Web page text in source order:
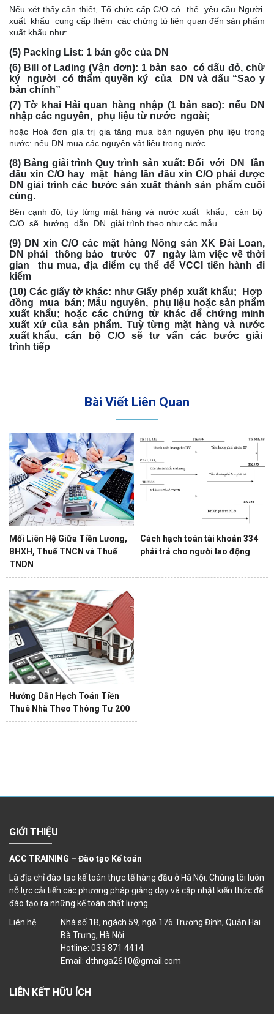
Nếu xét thấy cần thiết, Tổ chức cấp C/O có thể yêu cầu Người
xuất khẩu cung cấp thêm các chứng từ liên quan đến sản phẩm
xuất khẩu như:
(5) Packing List: 1 bản gốc của DN
(6) Bill of Lading (Vận đơn): 1 bản sao có dấu đỏ, chữ
ký người có thẩm quyền ký của DN và dấu “Sao y
bản chính”
(7) Tờ khai Hải quan hàng nhập (1 bản sao): nếu DN
nhập các nguyên, phụ liệu từ nước ngoài;
hoặc Hoá đơn gía trị gia tăng mua bán nguyên phụ liệu trong
nước: nếu DN mua các nguyên vật liệu trong nước.
(8) Bảng giải trình Quy trình sản xuất: Đối với DN lần
đầu xin C/O hay mặt hàng lần đầu xin C/O phải được
DN giải trình các bước sản xuất thành sản phẩm cuối
cùng.
Bên cạnh đó, tùy từng mặt hàng và nước xuất khẩu, cán bộ
C/O sẽ hướng dẫn DN giải trình theo như các mẫu .
(9) DN xin C/O các mặt hàng Nông sản XK Đài Loan,
DN phải thông báo trước 07 ngày làm việc về thời
gian thu mua, địa điểm cụ thể để VCCI tiến hành đi
kiểm
(10) Các giấy tờ khác: như Giấy phép xuất khẩu; Hợp
đồng mua bán; Mẫu nguyên, phụ liệu hoặc sản phẩm
xuất khẩu; hoặc các chứng từ khác để chứng minh
xuất xứ của sản phẩm. Tuỳ từng mặt hàng và nước
xuất khẩu, cán bộ C/O sẽ tư vấn các bước giải
trình tiếp
Bài Viết Liên Quan
Mối Liên Hệ Giữa Tiền Lương,
BHXH, Thuế TNCN và Thuế
TNDN
Cách hạch toán tài khoản 334
phải trả cho người lao động
Hướng Dẫn Hạch Toán Tiền
Thuê Nhà Theo Thông Tư 200
GIỚI THIỆU
ACC TRAINING – Đào tạo Kế toán
Là địa chỉ đào tạo kế toán thực tế hàng đầu ở Hà Nội. Chúng tôi luôn
nỗ lực cải tiến các phương pháp giảng dạy và cập nhật kiến thức để
đào tạo ra những kế toán chất lượng.
Liên hệ
Nhà số 1B, ngách 59, ngõ 176 Trương Định, Quận Hai
Bà Trưng, Hà Nội
Hotline: 033 871 4414
Email: dthnga2610@gmail.com
LIÊN KẾT HỮU ÍCH